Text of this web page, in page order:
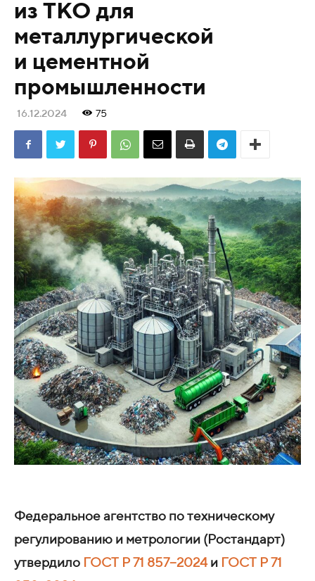
из ТКО для
металлургической
и цементной
промышленности
16.12.2024 75
Федеральное агентство по техническому
регулированию и метрологии (Ростандарт)
утвердило ГОСТ Р 71 857−2024и ГОСТ Р 71